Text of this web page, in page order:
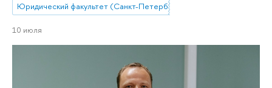
Юридический факультет (Санкт-Петербург)
10 июля